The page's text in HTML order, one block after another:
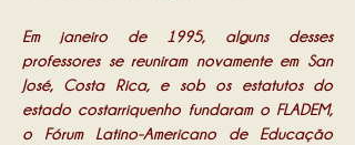
Em janeiro de 1995, alguns desses
professores se reuniram novamente em San
José, Costa Rica, e sob os estatutos do
estado costarriquenho fundaram o FLADEM,
o Fórum Latino-Americano de Educação